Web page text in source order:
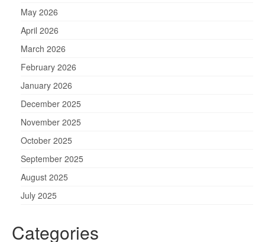
May 2026
April 2026
March 2026
February 2026
January 2026
December 2025
November 2025
October 2025
September 2025
August 2025
July 2025
Categories